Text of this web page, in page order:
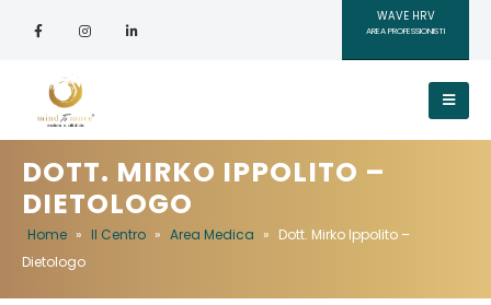
WAVE HRV
AREA PROFESSIONISTI
DOTT. MIRKO IPPOLITO –
DIETOLOGO
Home » Il Centro » Area Medica » Dott. Mirko Ippolito –
Dietologo